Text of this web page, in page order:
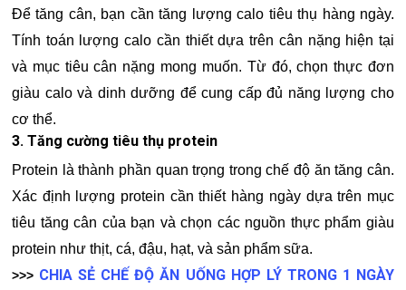
Để tăng cân, bạn cần tăng lượng calo tiêu thụ hàng ngày.
Tính toán lượng calo cần thiết dựa trên cân nặng hiện tại
và mục tiêu cân nặng mong muốn. Từ đó, chọn thực đơn
giàu calo và dinh dưỡng để cung cấp đủ năng lượng cho
cơ thể.
3. Tăng cường tiêu thụ protein
Protein là thành phần quan trọng trong chế độ ăn tăng cân.
Xác định lượng protein cần thiết hàng ngày dựa trên mục
tiêu tăng cân của bạn và chọn các nguồn thực phẩm giàu
protein như thịt, cá, đậu, hạt, và sản phẩm sữa.
>>> CHIA SẺ CHẾ ĐỘ ĂN UỐNG HỢP LÝ TRONG 1 NGÀY